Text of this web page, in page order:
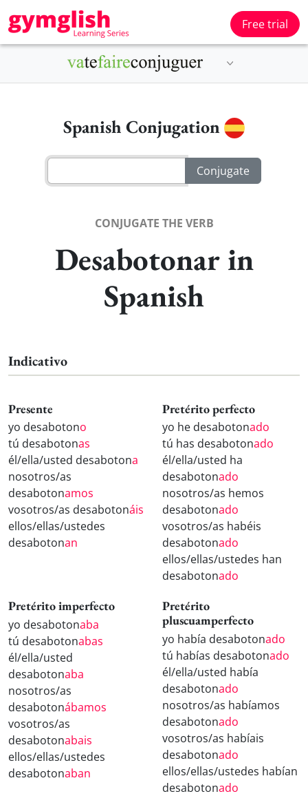
Free trial
Spanish Conjugation
CONJUGATE THE VERB
Desabotonar in
Spanish
Indicativo
Presente
yo desabotono
tú desabotonas
él/ella/usted desabotona
nosotros/as
desabotonamos
vosotros/as desabotonáis
ellos/ellas/ustedes
desabotonan
Pretérito perfecto
yo he desabotonado
tú has desabotonado
él/ella/usted ha
desabotonado
nosotros/as hemos
desabotonado
vosotros/as habéis
desabotonado
ellos/ellas/ustedes han
desabotonado
Pretérito imperfecto
yo desabotonaba
tú desabotonabas
él/ella/usted
desabotonaba
nosotros/as
desabotonábamos
vosotros/as
desabotonabais
ellos/ellas/ustedes
desabotonaban
Pretérito
pluscuamperfecto
yo había desabotonado
tú habías desabotonado
él/ella/usted había
desabotonado
nosotros/as habíamos
desabotonado
vosotros/as habíais
desabotonado
ellos/ellas/ustedes habían
desabotonado